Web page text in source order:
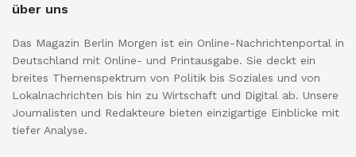
über uns
Das Magazin Berlin Morgen ist ein Online-Nachrichtenportal in
Deutschland mit Online- und Printausgabe. Sie deckt ein
breites Themenspektrum von Politik bis Soziales und von
Lokalnachrichten bis hin zu Wirtschaft und Digital ab. Unsere
Journalisten und Redakteure bieten einzigartige Einblicke mit
tiefer Analyse.